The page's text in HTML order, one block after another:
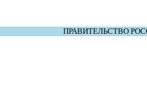
ПРАВИТЕЛЬСТВО